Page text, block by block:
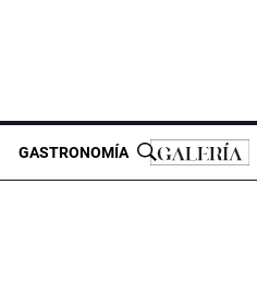
GASTRONOMÍA